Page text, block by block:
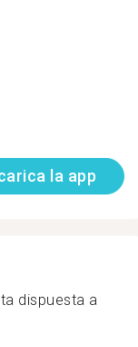
la app
dispuesta a